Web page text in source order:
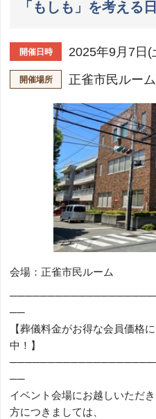
「もしも」を考える
開催日時 2025年9月7日
開催場所 正雀市民ルーム
会場：正雀市民ルーム
──
【葬儀料金がお得な会員価格
中！】
──
イベント会場にお越しいただ
方につきましては、